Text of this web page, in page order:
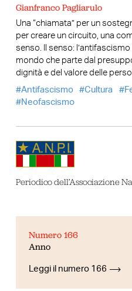
Gianfranco Pagliarulo
Una “chiamata” per un
per creare un circuito, una
senso. Il senso:
mondo che parte dal
dignità e del valore delle
Antifascismo
Cultura
Neofascismo
Periodico dell’Associazione
Numero 166
Anno
Leggi il numero 166